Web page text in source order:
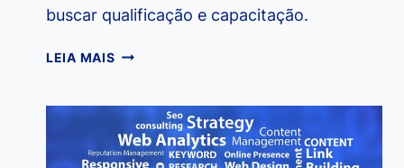
buscar qualificação e capacitação.
LEIA MAISO
FERRAMENTAS
DE
TRABALHO